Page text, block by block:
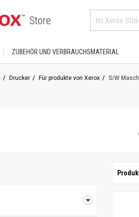
Store
ZUBEHÖR UND VERBRAUCHSMATERIAL
NACH KATEGORIE
PRODUKTE
Drucker Für produkte von Xerox S/W